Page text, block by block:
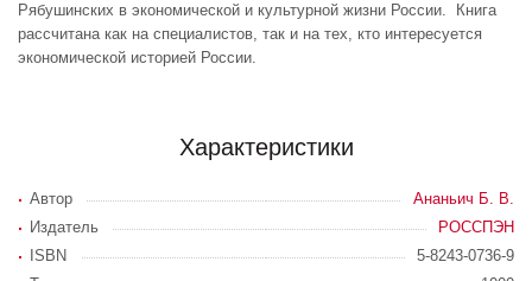
Рябушинских в экономической и культурной жизни России. Книга
рассчитана как на специалистов, так и на тех, кто интересуется
экономической историей России.
Характеристики
Автор
Ананьич Б. В.
Издатель
РОССПЭН
ISBN
5-8243-0736-9